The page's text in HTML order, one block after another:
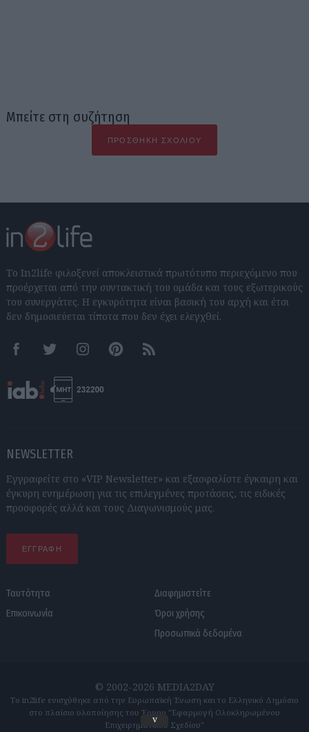
Μπείτε στη συζήτηση
ΠΡΟΣΘΉΚΗ ΣΧΟΛΊΟΥ
Το In2life φιλοξενεί αποκλειστικά πρωτότυπο περιεχόμενο που
προέρχεται από την συντακτική του ομάδα και τους εξωτερικούς
του συνεργάτες. Η εγκυρότητα είναι βασική του αρχή και έτσι
δεν δημοσιεύεται τίποτα που δεν έχει ελεγχθεί.
FacebookTwitter InstagramPinterestRSS feeds
NEWSLETTER
Εγγραφείτε στο «VIP Newsletter» και εξασφαλίστε έγκαιρη και
έγκυρη ενημέρωση για τις επιλεγμένες προτάσεις, τις ειδικές
προσφορές αλλά και τους Διαγωνισμούς μας.
ΕΓΓΡΑΦΗ
Ταυτότητα
Επικοινωνία
Διαφημιστείτε
Όροι χρήσης
Προσωπικά δεδομένα
© 2002-2026 MEDIA2DAY
Το in2life ενισχύθηκε από την Ευρωπαϊκή Ένωση και το Ελληνικό Δημόσιο
στο πλαίσιο υλοποίησης του Έργου "Εφαρμογή Ολοκληρωμένου
Επιχειρηματικού Σχεδίου"
v